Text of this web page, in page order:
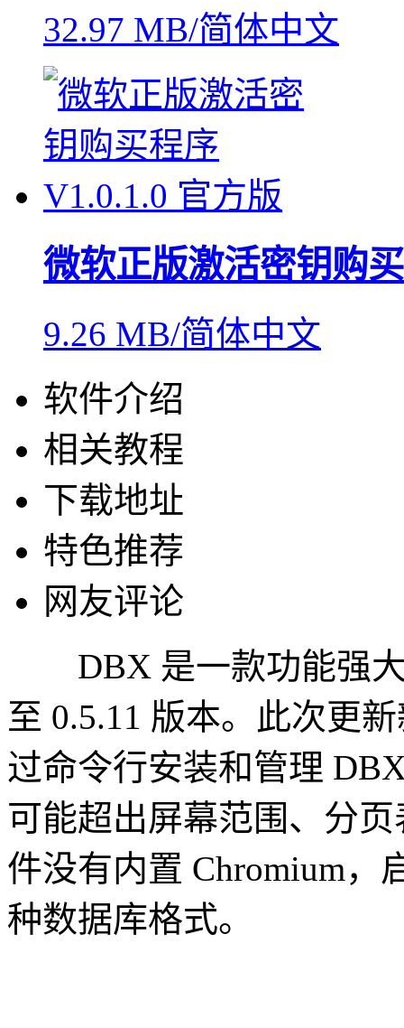
32.97 MB/简体中文
微软正版激活密钥购
9.26 MB/简体中文
软件介绍
相关教程
下载地址
特色推荐
网友评论
DBX 是一款功能强大
至 0.5.11 版本。此次更
过命令行安装和管理
可能超出屏幕范围、分
件没有内置 Chromium，
种数据库格式。